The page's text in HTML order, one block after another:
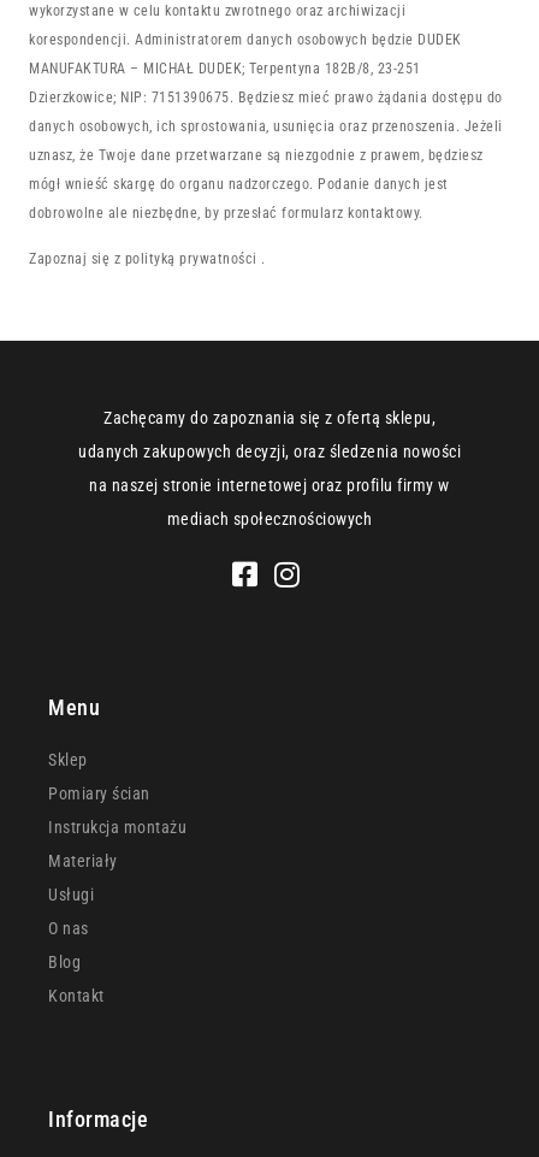
wykorzystane w celu kontaktu zwrotnego oraz archiwizacji
korespondencji. Administratorem danych osobowych będzie DUDEK
MANUFAKTURA – MICHAŁ DUDEK; Terpentyna 182B/8, 23-251
Dzierzkowice; NIP: 7151390675. Będziesz mieć prawo żądania dostępu do
danych osobowych, ich sprostowania, usunięcia oraz przenoszenia. Jeżeli
uznasz, że Twoje dane przetwarzane są niezgodnie z prawem, będziesz
mógł wnieść skargę do organu nadzorczego. Podanie danych jest
dobrowolne ale niezbędne, by przesłać formularz kontaktowy.
Zapoznaj się z polityką prywatności .
Zachęcamy do zapoznania się z ofertą sklepu,
udanych zakupowych decyzji, oraz śledzenia nowości
na naszej stronie internetowej oraz profilu firmy w
mediach społecznościowych
Informacje
Menu
Sklep
Pomiary ścian
Instrukcja montażu
Materiały
Usługi
O nas
Blog
Kontakt